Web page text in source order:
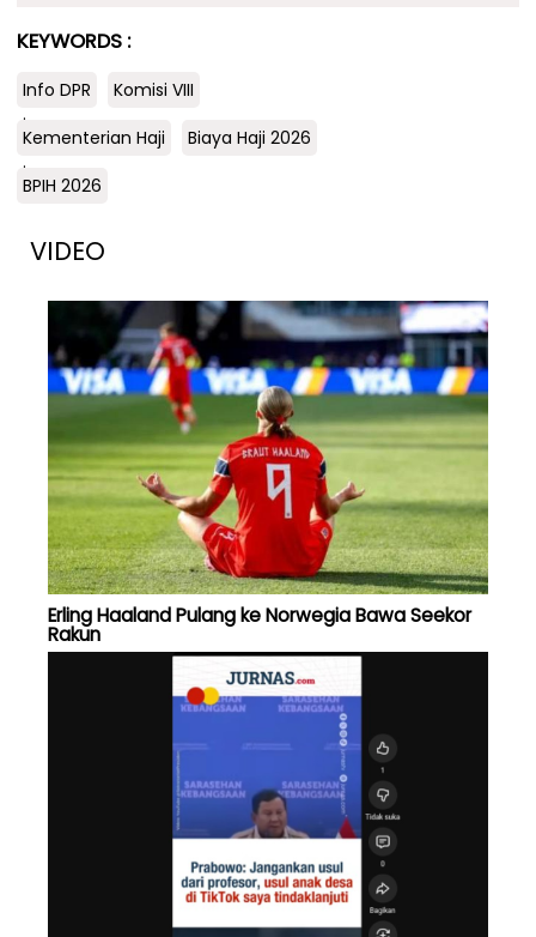
KEYWORDS :
Info DPR
Komisi VIII
.
Kementerian Haji
Biaya Haji 2026
.
BPIH 2026
VIDEO
Erling Haaland Pulang ke Norwegia Bawa Seekor
Rakun